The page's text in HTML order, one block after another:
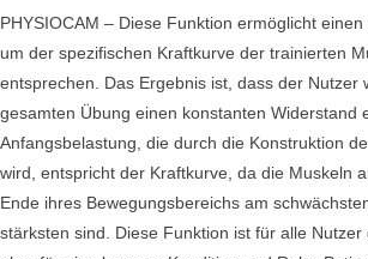
PHYSIOCAM – Diese Funktion ermöglicht
um der spezifischen Kraftkurve der trainierten
entsprechen. Das Ergebnis ist, dass der Nutzer
gesamten Übung einen konstanten Widerstand
Anfangsbelastung, die durch die Konstruktion
wird, entspricht der Kraftkurve, da die Muskeln
Ende ihres Bewegungsbereichs am
stärksten sind. Diese Funktion ist für alle